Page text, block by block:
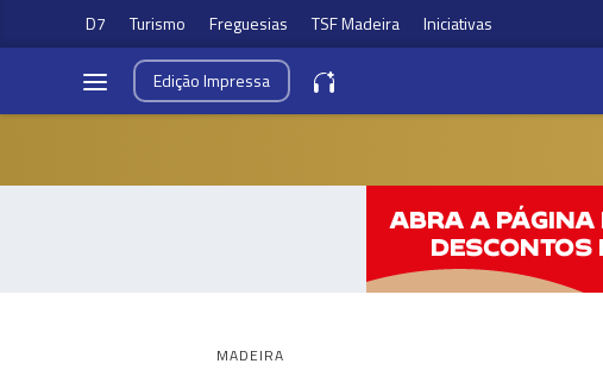
D7 Turismo Freguesias TSF Madeira Iniciativas
EdiçãoImpressa
MADEIRA